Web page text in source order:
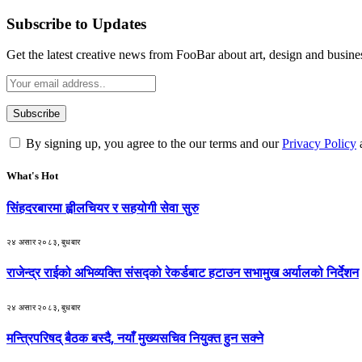
Subscribe to Updates
Get the latest creative news from FooBar about art, design and
By signing up, you agree to the our terms and ourPrivacy Policy
What's Hot
सिंहदरबारमा ह्वीलचियर र सहयोगी सेवा सुरु
२४ असार २०८३, बुधबार
राजेन्द्र राईको अभिव्यक्ति संसद्को रेकर्डबाट हटाउन सभामुख अर्यालको निर्देशन
२४ असार २०८३, बुधबार
मन्त्रिपरिषद् बैठक बस्दै, नयाँ मुख्यसचिव नियुक्त हुन सक्ने